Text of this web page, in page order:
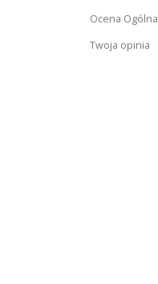
Ocena Ogólna
Twoja opinia